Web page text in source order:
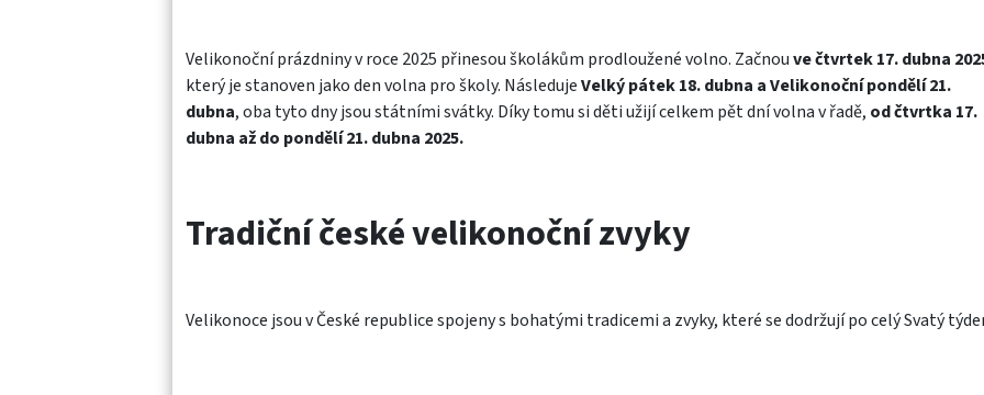
Velikonoční prázdniny v roce 2025 přinesou školákům prodloužené volno. Začnouve čtvrtek 17. dubna
který je stanoven jako den volna pro školy. NásledujeVelký pátek 18. dubna a Velikonoční pondělí 21.
dubna, oba tyto dny jsou státními svátky. Díky tomu si děti užijí celkem pět dní volna v řadě, od čtvrtka 17.
dubna až do pondělí 21. dubna 2025. ​
Tradiční české velikonoční zvyky
Velikonoce jsou v České republice spojeny s bohatými tradicemi a zvyky, které se dodržují po celý Svatý